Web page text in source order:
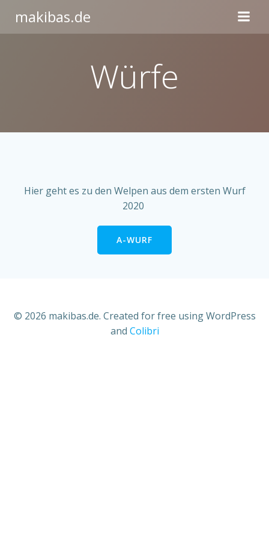
springen
makibas.de
Würfe
Hier geht es zu den Welpen aus dem ersten Wurf
2020
A-WURF
© 2026 makibas.de. Created for free using WordPress
and Colibri